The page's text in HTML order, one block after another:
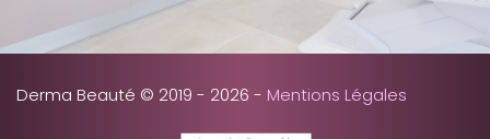
Derma Beauté © 2019 - 2026 - Mentions Légales